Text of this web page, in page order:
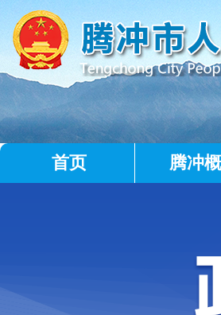
首页 腾冲